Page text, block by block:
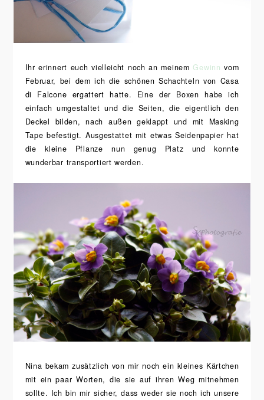
Ihr erinnert euch vielleicht noch an meinem Gewinn vom
Februar, bei dem ich die schönen Schachteln von Casa
di Falcone ergattert hatte. Eine der Boxen habe ich
einfach umgestaltet und die Seiten, die eigentlich den
Deckel bilden, nach außen geklappt und mit Masking
Tape befestigt. Ausgestattet mit etwas Seidenpapier hat
die kleine Pflanze nun genug Platz und konnte
wunderbar transportiert werden.
Nina bekam zusätzlich von mir noch ein kleines Kärtchen
mit ein paar Worten, die sie auf ihren Weg mitnehmen
sollte. Ich bin mir sicher, dass weder sie noch ich unsere